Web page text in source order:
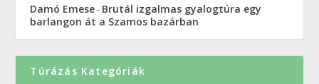
Damó Emese- Brutál izgalmas gyalogtúra egy
barlangon át a Szamos bazárban
Túrázás Kategóriák